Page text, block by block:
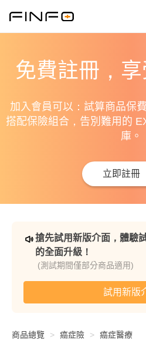
免費註冊，
加入會員可以：試算商品保
搭配保險組合，告別難用的
庫。
立即註冊
搶先試用新版介面，體驗
的全面升級！
(測試期間僅部分商品適用)
試用新版
商品總覽 癌症險 癌症醫療